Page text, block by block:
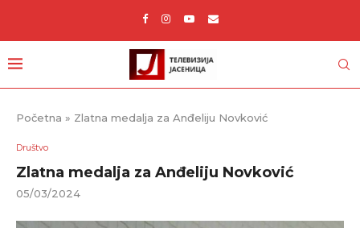
Početna » Zlatna medalja za Anđeliju Novković
Društvo
Zlatna medalja za Anđeliju Novković
05/03/2024